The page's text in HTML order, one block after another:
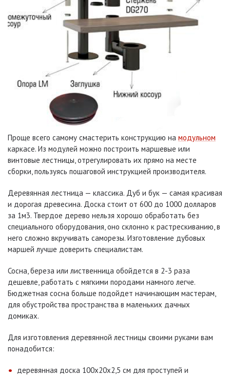
Проще всего самому смастерить конструкцию на модульном
каркасе. Из модулей можно построить маршевые или
винтовые лестницы, отрегулировать их прямо на месте
сборки, пользуясь пошаговой инструкцией производителя.
Деревянная лестница — классика. Дуб и бук — самая красивая
и дорогая древесина. Доска стоит от 600 до 1000 долларов
за 1м3. Твердое дерево нельзя хорошо обработать без
специального оборудования, оно склонно к растрескиванию, в
него сложно вкручивать саморезы. Изготовление дубовых
маршей лучше доверить специалистам.
Сосна, береза или лиственница обойдется в 2-3 раза
дешевле, работать с мягкими породами намного легче.
Бюджетная сосна больше подойдет начинающим мастерам,
для обустройства пространства в маленьких дачных
домиках.
Для изготовления деревянной лестницы своими руками вам
понадобится:
деревянная доска 100х20х2,5 см для проступей и